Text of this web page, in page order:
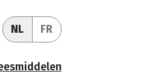
NL FR